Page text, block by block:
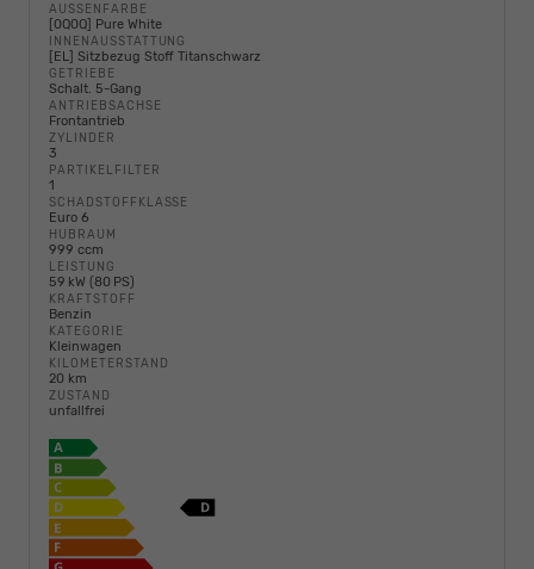
AUSSENFARBE
[0Q0Q] Pure White
INNENAUSSTATTUNG
[EL] Sitzbezug Stoff Titanschwarz
GETRIEBE
Schalt. 5-Gang
ANTRIEBSACHSE
Frontantrieb
ZYLINDER
3
PARTIKELFILTER
1
SCHADSTOFFKLASSE
Euro 6
HUBRAUM
999 ccm
LEISTUNG
59 kW (80 PS)
KRAFTSTOFF
Benzin
KATEGORIE
Kleinwagen
KILOMETERSTAND
20 km
ZUSTAND
unfallfrei